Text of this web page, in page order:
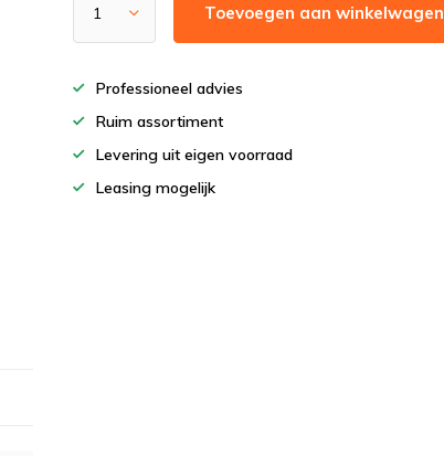
Toevoegen aan winkelwagen
Professioneel advies
Ruim assortiment
Levering uit eigen voorraad
Leasing mogelijk